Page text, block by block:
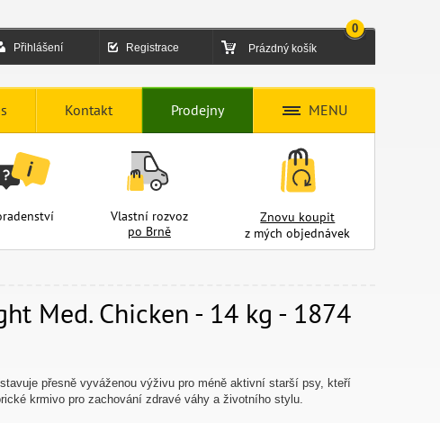
Přihlášení Registrace Prázdný košík
0
Kontakt Prodejny MENU
Vlastní rozvoz
po Brně
Znovu koupit
z mých objednávek
Med. Chicken - 14 kg - 1874
přesně vyváženou výživu pro méně aktivní starší psy, kteří
krmivo pro zachování zdravé váhy a životního stylu.